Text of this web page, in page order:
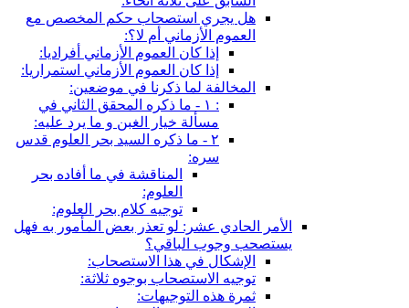
هل يجري استصحاب حكم المخصص مع
العموم الأزماني أم لا؟:
إذا كان العموم الأزماني أفراديا:
إذا كان العموم الأزماني استمراريا:
المخالفة لما ذكرنا في موضعين:
: ١ - ما ذكره المحقق الثاني في
مسألة خيار الغبن و ما يرد عليه:
٢ - ما ذكره السيد بحر العلوم قدس
سره:
المناقشة في ما أفاده بحر
العلوم:
توجيه كلام بحر العلوم:
الأمر الحادي عشر: لو تعذر بعض المأمور به فهل
يستصحب وجوب الباقي؟
الإشكال في هذا الاستصحاب:
توجيه الاستصحاب بوجوه ثلاثة:
ثمرة هذه التوجيهات: